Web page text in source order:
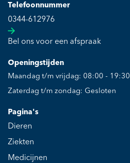
Telefoonnummer
0344-612976
Bel ons voor een afspraak
Openingstijden
Maandag t/m vrijdag: 08:00 - 19:30
Zaterdag t/m zondag: Gesloten
Pagina's
Dieren
Ziekten
Medicijnen